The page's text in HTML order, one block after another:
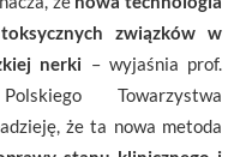
związków w
nerki – wyjaśnia prof.
Towarzystwa
że ta nowa metoda